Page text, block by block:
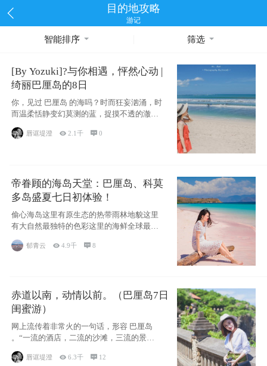
目的地攻略
游记
智能排序 筛选
[By Yozuki]?与你相遇，怦然心动 |
绮丽巴厘岛的8日
你，见过 巴厘岛 的海吗？时而狂妄汹涌，时
而温柔恬静变幻莫测的蓝，捉摸不透的澈这
些是
唇诓堤澄 2.1千 0
帝眷顾的海岛天堂：巴厘岛、科莫
多岛盛夏七日初体验！
偷心海岛这里有原生态的热带雨林地貌这里
有大自然最独特的色彩这里的海鲜全球最便
郁青云 4.9千 8
赤道以南，动情以前。（巴厘岛7日
闺蜜游）
网上流传着非常火的一句话，形容 巴厘岛
。“一流的酒店，二流的沙滩，三流的景
点。”这
唇诓堤澄 6.3千  12